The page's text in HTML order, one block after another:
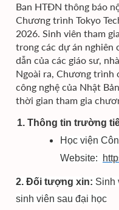
Ban HTĐN thông báo
Chương trình Tokyo
2026. Sinh viên tham
trong các dự án
dẫn của các giáo sư,
Ngoài ra, Chương trình
công nghệ của Nhật
thời gian tham gia
1. Thông tin trường
Học viện
Website:
2. Đối tượng xin: Sinh
sinh viên sau đại học